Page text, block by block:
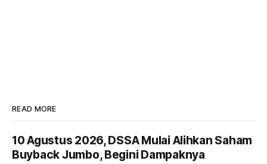
READ MORE
10 Agustus 2026, DSSA Mulai Alihkan Saham
Buyback Jumbo, Begini Dampaknya